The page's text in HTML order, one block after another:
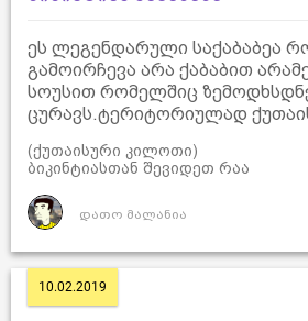
ეს ლეგენდარული საქაბაბეა
გამოირჩევა არა ქაბაბით
სოუსით რომელშიც
ცურავს.ტერიტორიულად
(ქუთაისური კილოთი)
ბიკინტიასთან შევიდეთ რაა
დათო მალანია
10.02.2019